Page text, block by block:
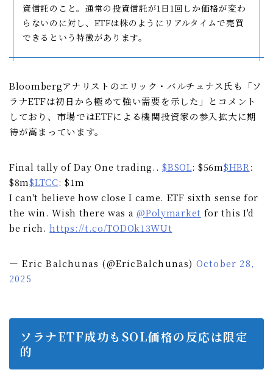
資信託のこと。通常の投資信託が1日1回しか価格が変わ
らないのに対し、ETFは株のようにリアルタイムで売買
できるという特徴があります。
Bloombergアナリストのエリック・バルチュナス氏も「ソ
ラナETFは初日から極めて強い需要を示した」とコメント
しており、市場ではETFによる機関投資家の参入拡大に期
待が高まっています。
Final tally of Day One trading..$BSOL: $56m$HBR:
$8m$LTCC: $1m
I can't believe how close I came. ETF sixth sense for
the win. Wish there was a@Polymarket for this I'd
be rich.https://t.co/TODOk13WUt
— Eric Balchunas (@EricBalchunas) October 28,
2025
ソラナETF成功もSOL価格の反応は限定
的